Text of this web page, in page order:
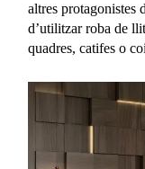
altres protagonistes
d’utilitzar roba de
quadres, catifes o